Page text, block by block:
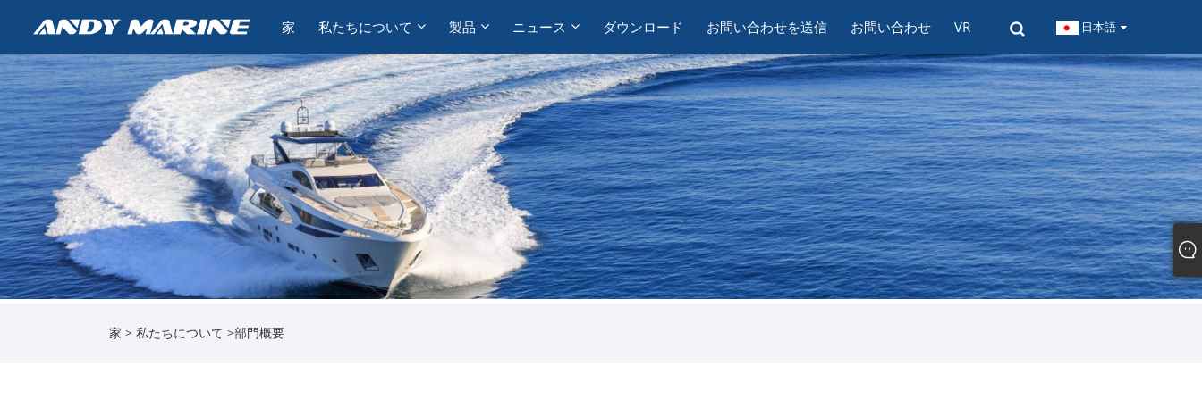
家 私たちについて 製品 ニュース ダウンロード お問い合わせを送信 お問い合わせ VR 日本語
家 > 私たちについて >部門概要